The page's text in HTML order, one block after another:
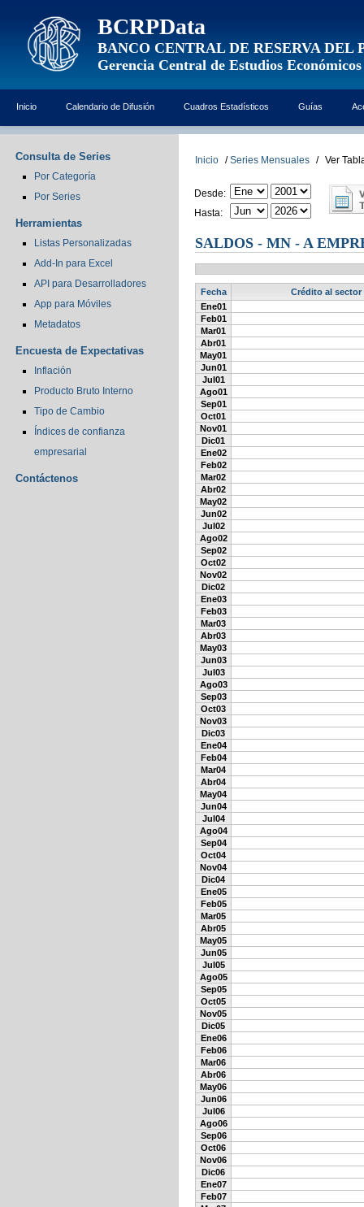
BCRPData
BANCO CENTRAL DE RESERVA DEL
Gerencia Central de Estudios Económicos
Inicio Calendario de Difusión Cuadros Estadísticos Guías
Consulta de Series
Por Categoría
Por Series
Herramientas
Listas Personalizadas
Add-In para Excel
API para Desarrolladores
App para Móviles
Metadatos
Encuesta de Expectativas
Inflación
Producto Bruto Interno
Tipo de Cambio
Índices de confianza
empresarial
Contáctenos
Inicio / Series Mensuales / Ver
Desde:
Hasta:
SALDOS - MN - A
Fecha
Crédito al sector
Ene01
Feb01
Mar01
Abr01
May01
Jun01
Jul01
Ago01
Sep01
Oct01
Nov01
Dic01
Ene02
Feb02
Mar02
Abr02
May02
Jun02
Jul02
Ago02
Sep02
Oct02
Nov02
Dic02
Ene03
Feb03
Mar03
Abr03
May03
Jun03
Jul03
Ago03
Sep03
Oct03
Nov03
Dic03
Ene04
Feb04
Mar04
Abr04
May04
Jun04
Jul04
Ago04
Sep04
Oct04
Nov04
Dic04
Ene05
Feb05
Mar05
Abr05
May05
Jun05
Jul05
Ago05
Sep05
Oct05
Nov05
Dic05
Ene06
Feb06
Mar06
Abr06
May06
Jun06
Jul06
Ago06
Sep06
Oct06
Nov06
Dic06
Ene07
Feb07